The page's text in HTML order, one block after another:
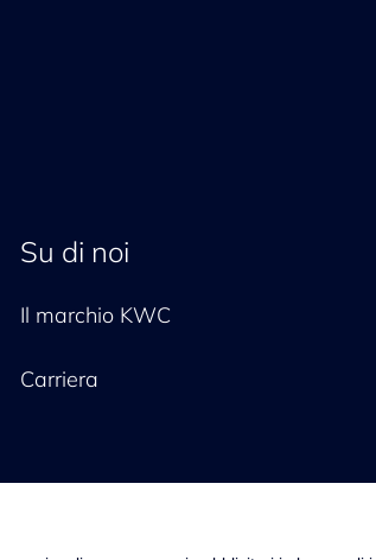
Su di noi
Il marchio KWC
Carriera